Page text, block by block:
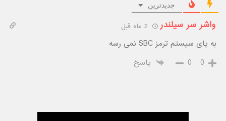
جدیدترین
واشر سر سیلندر
به پای سیستم ترمز SBC نمی رسه
0
0 پاسخ